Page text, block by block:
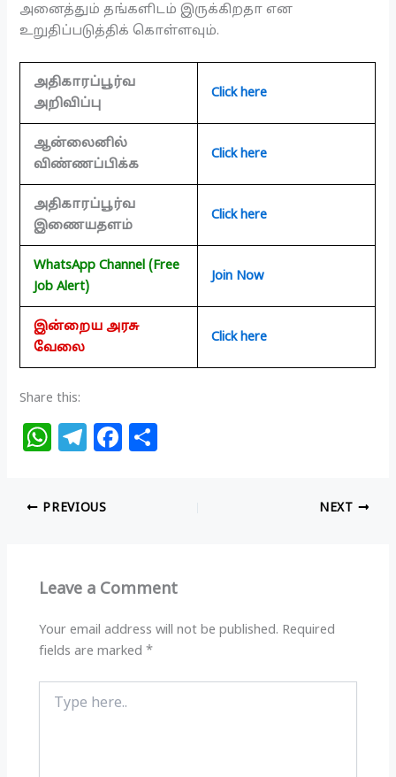
அனைத்தும் தங்களிடம் இருக்கிறதா என
உறுதிப்படுத்திக் கொள்ளவும்.
அதிகாரப்பூர்வ
அறிவிப்பு
Click here
ஆன்லைனில்
விண்ணப்பிக்க
Click here
அதிகாரப்பூர்வ
இணையதளம்
Click here
WhatsApp Channel (Free
Job Alert)
Join Now
இன்றைய அரசு
வேலை
Click here
Share this:
W
at
s
p
T
e
g
m
F
o
k
PREVIOUS NEXT
Leave a Comment
Your email address will not be published. Required
fields are marked*
here..